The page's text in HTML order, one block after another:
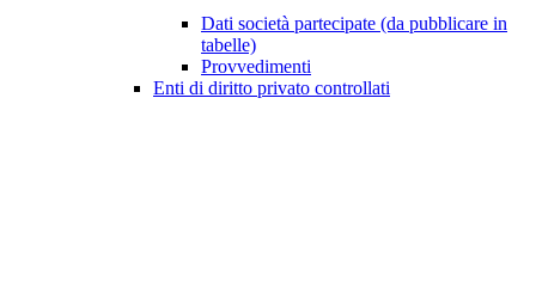
Dati società partecipate (da pubblicare in
tabelle)
Provvedimenti
Enti di diritto privato controllati